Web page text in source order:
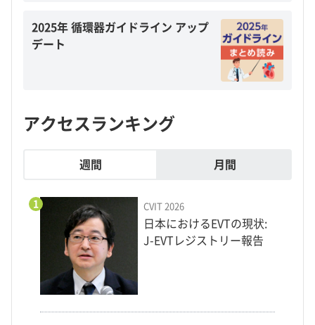
2025年 循環器ガイドライン アップ
デート
アクセスランキング
週間 月間
1 CVIT 2026
日本におけるEVTの現状:
J-EVTレジストリー報告